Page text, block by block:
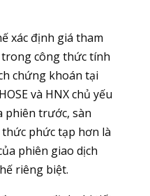
xác định giá tham
công thức tính
chứng khoán tại
và HNX chủ yếu
phiên trước, sàn
thức phức tạp hơn là
phiên giao dịch
riêng biệt.